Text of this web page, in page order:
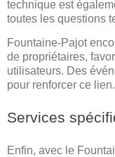
technique est
toutes les questions
Fountaine-Pajot
de propriétaires,
utilisateurs. Des
pour renforcer ce lien.
Services
Enfin, avec le